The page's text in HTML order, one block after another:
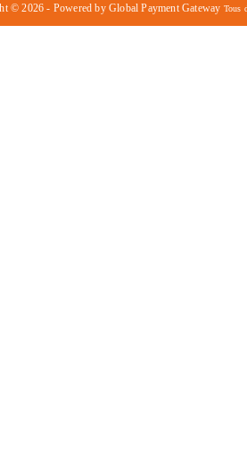
© 2026 - Powered by Global Payment Gateway Tous